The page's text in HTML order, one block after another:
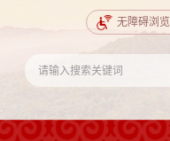
无障碍浏览